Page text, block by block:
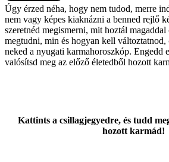
Úgy érzed néha, hogy nem tudod, merre
nem vagy képes kiaknázni a benned rejlő
szeretnéd megismerni, mit hoztál magaddal
megtudni, min és hogyan kell változtatnod,
neked a nyugati karmahoroszkóp. Engedd
valósítsd meg az előző életedből hozott
Kattints a csillagjegyedre, és tudd
hozott karmád!